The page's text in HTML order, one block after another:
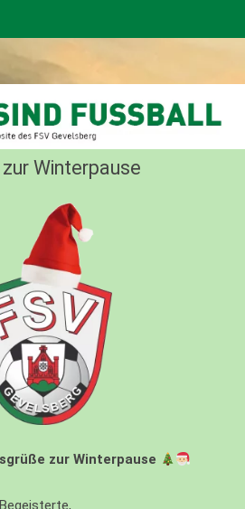
Winterpause
zur Winterpause